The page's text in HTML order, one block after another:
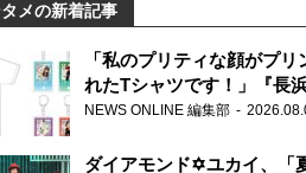
メの新着記事
「私のプリティな顔がプリ
れたTシャツです！」『長
天下無双』初の番組グッズ
NEWS ONLINE 編集部
ダイアモンド✡ユカイ、「